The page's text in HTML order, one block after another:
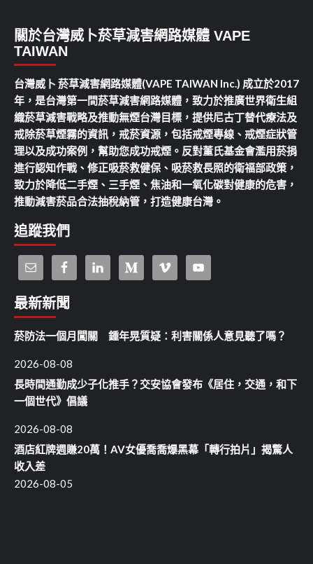
關於台灣威卜菸草減害網路媒體 VAPE
TAIWAN
台灣威卜 菸草減害網路媒體(VAPE TAIWAN Inc.) 成立於2017
年，是台灣第一間菸草減害網路媒體，致力於推廣世界衛生組
織菸草減害戰略及推動無煙台灣目標，提供尼古丁替代療法及
戒除菸草煙霧的資訊，戒菸資源，包括戒煙專線、戒煙症狀管
理以及成功案例，幫助您成功戒煙。反對董氏基金會濫用菸捐
進行認知作戰、修正吸菸救健保、吸菸救長照的衛福部政策，
致力於降低二手煙、三手煙、焦油和一氧化碳對健康的危害，
推動減害菸品合法抽稅納管，打造健康台灣。
追蹤我們
最新新聞
菸防法一個月闖關 鍾年晃質疑：利害關係人意見聽了嗎？
2026-08-08
長時間通勤成少子化推手？交安協會發布《居住，交通，和下
一個世代》倡議
2026-08-08
酒店紅牌週賺20萬！AV女優喬喬爆黑幕「轉行拍片」揭驚人
收入差
2026-08-05